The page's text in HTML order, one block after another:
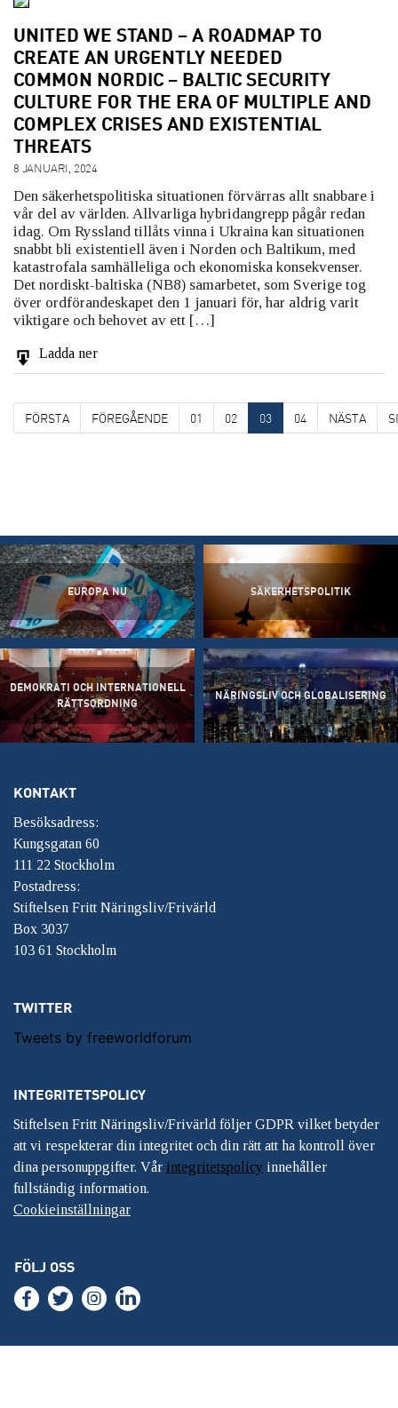
UNITED WE STAND – A ROADMAP TO
CREATE AN URGENTLY NEEDED
COMMON NORDIC – BALTIC SECURITY
CULTURE FOR THE ERA OF MULTIPLE AND
COMPLEX CRISES AND EXISTENTIAL
THREATS
8 JANUARI, 2024
Den säkerhetspolitiska situationen förvärras allt snabbare i
vår del av världen. Allvarliga hybridangrepp pågår redan
idag. Om Ryssland tillåts vinna i Ukraina kan situationen
snabbt bli existentiell även i Norden och Baltikum, med
katastrofala samhälleliga och ekonomiska konsekvenser.
Det nordiskt-baltiska (NB8) samarbetet, som Sverige tog
över ordförandeskapet den 1 januari för, har aldrig varit
viktigare och behovet av ett […]
Ladda ner
FÖRSTA FÖREGÅENDE 01 02 03 04 NÄSTA
EUROPA NU SÄKERHETSPOLITIK
DEMOKRATI OCH INTERNATIONELL
RÄTTSORDNING
NÄRINGSLIV OCH GLOBALISERING
KONTAKT
Besöksadress:
Kungsgatan 60
111 22 Stockholm
Postadress:
Stiftelsen Fritt Näringsliv/Frivärld
Box 3037
103 61 Stockholm
TWITTER
Tweets by freeworldforum
INTEGRITETSPOLICY
Stiftelsen Fritt Näringsliv/Frivärld följer GDPR vilket betyder
att vi respekterar din integritet och din rätt att ha kontroll över
dina personuppgifter. Vår integritetspolicy innehåller
fullständig information.
Cookieinställningar
FÖLJ OSS